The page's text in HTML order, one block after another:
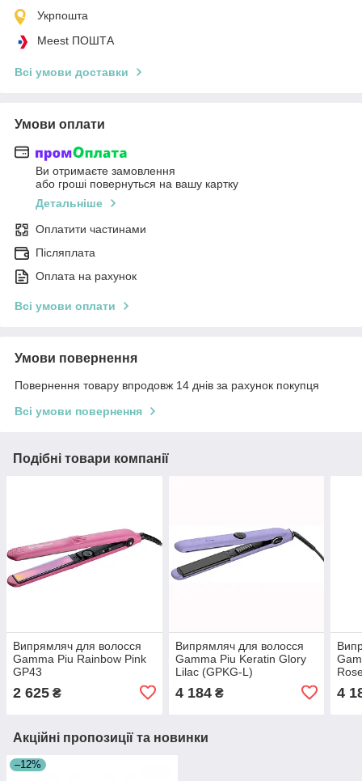
Укрпошта
Meest ПОШТА
Всі умови доставки
Умови оплати
Ви отримаєте замовлення
або гроші повернуться на вашу картку
Детальніше
Оплатити частинами
Післяплата
Оплата на рахунок
Всі умови оплати
Умови повернення
Повернення товару впродовж 14 днів за рахунок покупця
Всі умови повернення
Подібні товари компанії
Випрямляч для волосся
Gamma Piu Rainbow Pink
GP43
2 625 ₴
Випрямляч для волосся
Gamma Piu Keratin Glory
Lilac (GPKG-L)
4 184₴ 4
Акційні пропозиції та новинки
–12%